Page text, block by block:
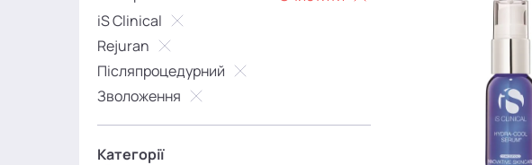
iS Clinical
Rejuran
Післяпроцедурний
Зволоження
Категорії